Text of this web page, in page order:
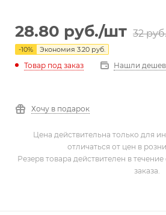
28.80 руб./шт 32руб.
-10% Экономия 3.20 руб.
Товар под заказ Нашли
Хочу в подарок
Цена действительна только для
отличаться от цен в
Резерв товара действителен в
заказа.